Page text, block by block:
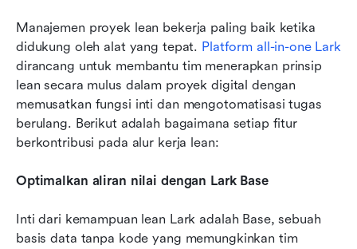
Manajemen proyek lean bekerja paling baik ketika
didukung oleh alat yang tepat. Platform all-in-one Lark
dirancang untuk membantu tim menerapkan prinsip
lean secara mulus dalam proyek digital dengan
memusatkan fungsi inti dan mengotomatisasi tugas
berulang. Berikut adalah bagaimana setiap fitur
berkontribusi pada alur kerja lean:
Optimalkan aliran nilai dengan Lark Base
Inti dari kemampuan lean Lark adalah Base, sebuah
basis data tanpa kode yang memungkinkan tim